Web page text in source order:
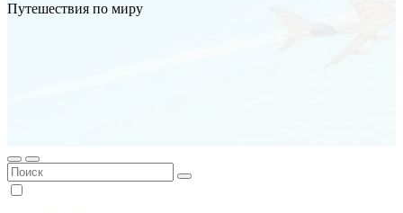
Путешествия по миру